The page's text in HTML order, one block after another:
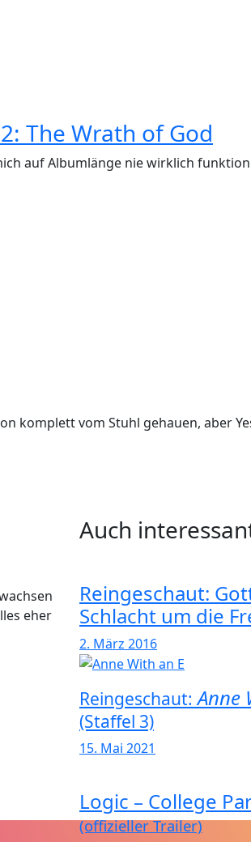
The Wrath of God
auf Albumlänge nie wirklich
komplett vom Stuhl gehauen, aber
eher
Auch
Reingeschaut:
Schlacht um die
2. März 2016
Reingeschaut: Anne
(Staffel 3)
15. Mai 2021
Logic – College
(offizieller Trailer)